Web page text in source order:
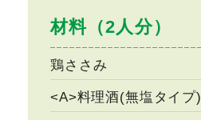
材料（2人分）
鶏ささみ
<A>料理酒(無塩タイプ)